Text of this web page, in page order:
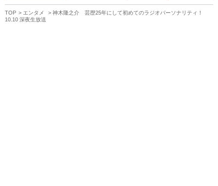
TOP エンタメ
神木隆之介 芸歴25年にして初めてのラジオパーソナリティ！
10.10 深夜生放送